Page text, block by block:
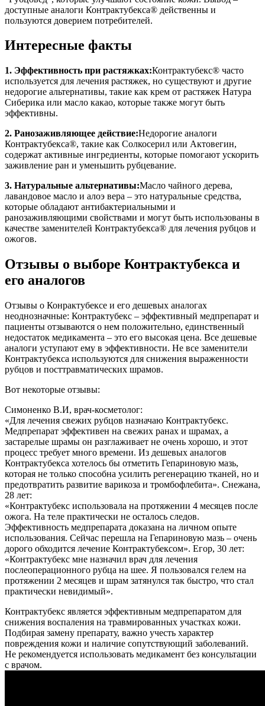
доступные аналоги Контрактубекса® действенны и
пользуются доверием потребителей.
Интересные факты
1. Эффективность при растяжках:Контрактубекс® часто
используется для лечения растяжек, но существуют и другие
недорогие альтернативы, такие как крем от растяжек Натура
Сиберика или масло какао, которые также могут быть
эффективны.
2. Ранозаживляющее действие:Недорогие аналоги
Контрактубекса®, такие как Солкосерил или Актовегин,
содержат активные ингредиенты, которые помогают ускорить
заживление ран и уменьшить рубцевание.
3. Натуральные альтернативы:Масло чайного дерева,
лавандовое масло и алоэ вера – это натуральные средства,
которые обладают антибактериальными и
ранозаживляющими свойствами и могут быть использованы в
качестве заменителей Контрактубекса® для лечения рубцов и
ожогов.
Отзывы о выборе Контрактубекса и
его аналогов
Отзывы о Конрактубексе и его дешевых аналогах
неоднозначные: Контрактубекс – эффективный медпрепарат и
пациенты отзываются о нем положительно, единственный
недостаток медикамента – это его высокая цена. Все дешевые
аналоги уступают ему в эффективности. Не все заменители
Контрактубекса используются для снижения выраженности
рубцов и посттравматических шрамов.
Вот некоторые отзывы:
Симоненко В.И, врач-косметолог:
«Для лечения свежих рубцов назначаю Контрактубекс.
Медпрепарат эффективен на свежих ранах и шрамах, а
застарелые шрамы он разглаживает не очень хорошо, и этот
процесс требует много времени. Из дешевых аналогов
Контрактубекса хотелось бы отметить Гепариновую мазь,
которая не только способна усилить регенерацию тканей, но и
предотвратить развитие варикоза и тромбофлебита». Снежана,
28 лет:
«Контрактубекс использовала на протяжении 4 месяцев после
ожога. На теле практически не осталось следов.
Эффективность медпрепарата доказана на личном опыте
использования. Сейчас перешла на Гепариновую мазь – очень
дорого обходится лечение Контрактубексом». Егор, 30 лет:
«Контрактубекс мне назначил врач для лечения
послеоперационного рубца на шее. Я пользовался гелем на
протяжении 2 месяцев и шрам затянулся так быстро, что стал
практически невидимый».
Контрактубекс является эффективным медпрепаратом для
снижения воспаления на травмированных участках кожи.
Подбирая замену препарату, важно учесть характер
повреждения кожи и наличие сопутствующий заболеваний.
Не рекомендуется использовать медикамент без консультации
с врачом.